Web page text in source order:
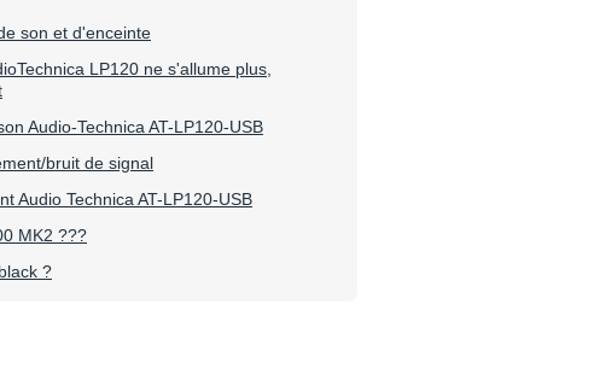
son et d'enceinte
LP120 ne s'allume plus,
Audio-Technica AT-LP120-USB
bruit de signal
Audio Technica AT-LP120-USB
MK2 ???
?